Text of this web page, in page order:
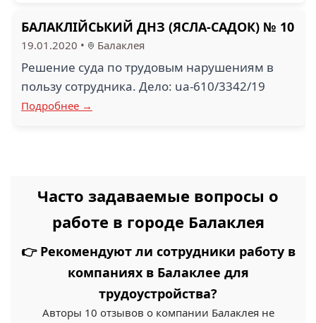
БАЛАКЛІЙСЬКИЙ ДНЗ (ЯСЛА-САДОК) № 10
19.01.2020 • Балаклея
Решение суда по трудовым нарушениям в
пользу сотрудника. Дело: ua-610/3342/19
Подробнее →
Часто задаваемые вопросы о
работе в городе Балаклея
👉 Рекомендуют ли сотрудники работу в
компаниях в Балаклее для
трудоустройства?
Авторы 10 отзывов о компании Балаклея не